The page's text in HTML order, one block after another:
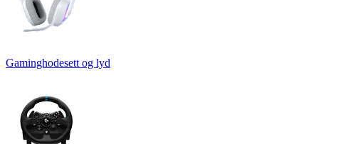
Gaminghodesett og lyd